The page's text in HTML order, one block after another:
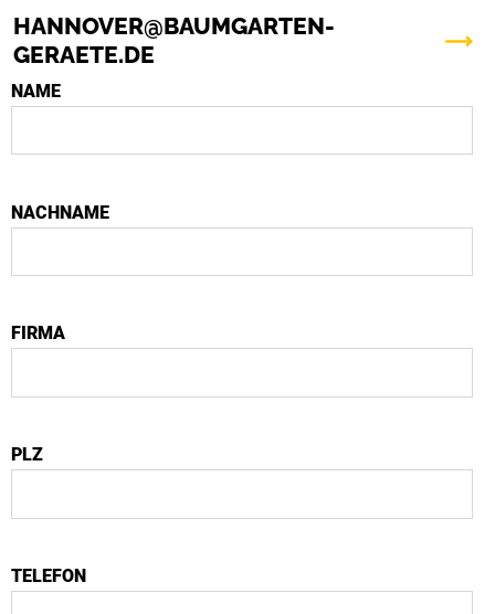
HANNOVER@BAUMGARTEN-
GERAETE.DE
NAME
NACHNAME
FIRMA
PLZ
TELEFON